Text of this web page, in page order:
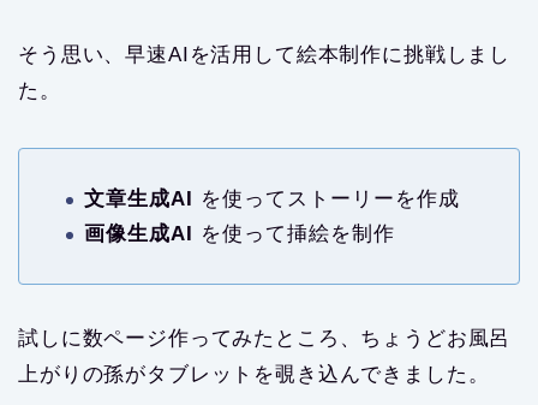
そう思い、早速AIを活用して絵本制作に挑戦しまし
た。
文章生成AI
を使ってストーリーを作成
画像生成AI を使って挿絵を制作
試しに数ページ作ってみたところ、ちょうどお風呂
上がりの孫がタブレットを覗き込んできました。